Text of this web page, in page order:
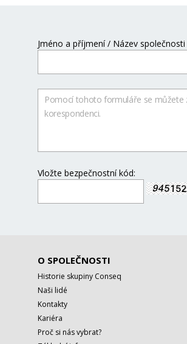
Jméno a příjmení / Název společnosti
Vložte bezpečnostní kód:
O SPOLEČNOSTI
Historie skupiny Conseq
Naši lidé
Kontakty
Kariéra
Proč si nás vybrat?